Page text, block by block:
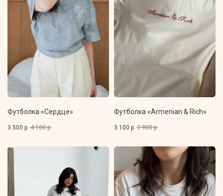
Футболка «Сердце»
3 500 р. 4 100 р.
Футболка «Armenian & Rich»
3 100 р. 3 900 р.
Мы лишь помогли воплотить идеи в реальность
Эти модели сделали Вы